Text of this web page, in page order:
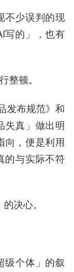
不少误判的现
写的」，也有
整顿。
发布规范》和
失真」做出明
向，便是利用
的与实际不符
决心。
级个体」的叙